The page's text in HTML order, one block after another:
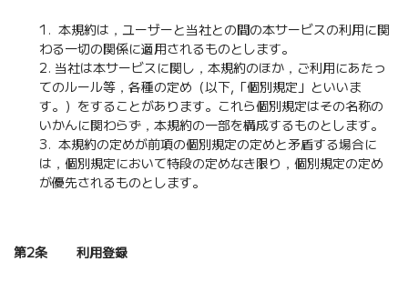
本規約は，ユーザーと当社との間の本サービスの利用に関
わる一切の関係に適用されるものとします。
当社は本サービスに関し，本規約のほか，ご利用にあたっ
てのルール等，各種の定め（以下,「個別規定」といいま
す。）をすることがあります。これら個別規定はその名称の
いかんに関わらず，本規約の一部を構成するものとします。
本規約の定めが前項の個別規定の定めと矛盾する場合に
は，個別規定において特段の定めなき限り，個別規定の定め
が優先されるものとします。
第2条 利用登録